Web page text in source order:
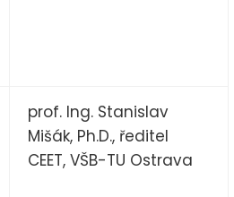
prof. Ing. Stanislav
Mišák, Ph.D., ředitel
CEET, VŠB-TU Ostrava